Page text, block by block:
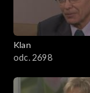
4201–4300
4101–4200
Klan
odc. 2698